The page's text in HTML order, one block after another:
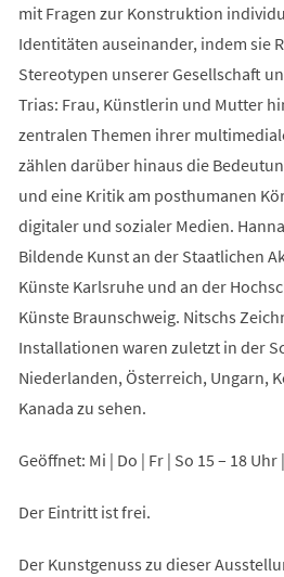
mit Fragen zur Konstruktion
Identitäten auseinander, indem sie
Stereotypen unserer Gesellschaft
Trias: Frau, Künstlerin und Mutter
zentralen Themen ihrer
zählen darüber hinaus die
und eine Kritik am posthumanen
digitaler und sozialer Medien.
Bildende Kunst an der Staatlichen
Künste Karlsruhe und an der
Künste Braunschweig. Nitschs
Installationen waren zuletzt in der
Niederlanden, Österreich, Ungarn,
Kanada zu sehen.
Geöffnet: Mi | Do | Fr | So 15 – 18 Uhr
Der Eintritt ist frei.
Der Kunstgenuss zu dieser